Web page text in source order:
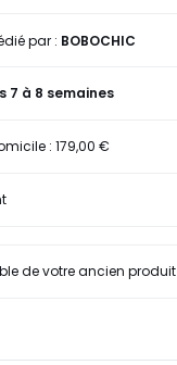
par : BOBOCHIC
7 à 8 semaines
: 179,00 €
de votre ancien produit